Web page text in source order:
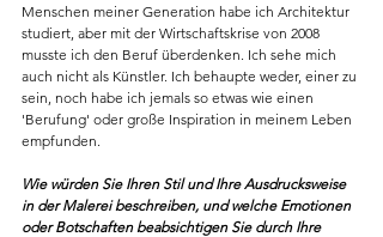
Menschen meiner Generation habe ich Architektur
studiert, aber mit der Wirtschaftskrise von 2008
musste ich den Beruf überdenken. Ich sehe mich
auch nicht als Künstler. Ich behaupte weder, einer zu
sein, noch habe ich jemals so etwas wie einen
'Berufung' oder große Inspiration in meinem Leben
empfunden.
Wie würden Sie Ihren Stil und Ihre Ausdrucksweise
in der Malerei beschreiben, und welche Emotionen
oder Botschaften beabsichtigen Sie durch Ihre